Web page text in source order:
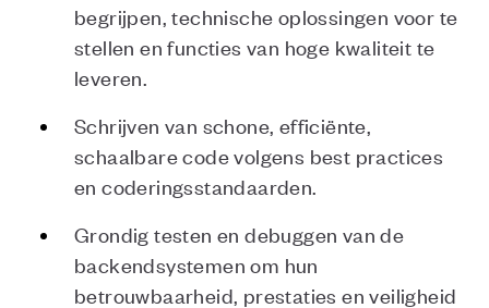
begrijpen, technische oplossingen voor te
stellen en functies van hoge kwaliteit te
leveren.
Schrijven van schone, efficiënte,
schaalbare code volgens best practices
en coderingsstandaarden.
Grondig testen en debuggen van de
backendsystemen om hun
betrouwbaarheid, prestaties en veiligheid